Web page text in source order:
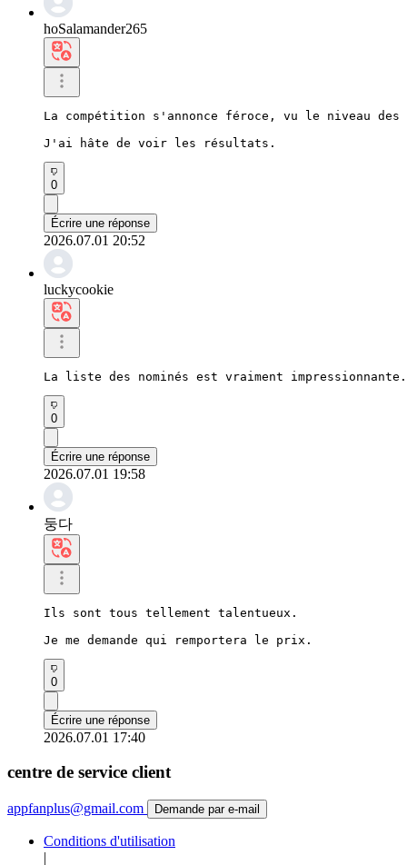
hoSalamander265
La compétition s'annonce féroce, vu le niveau des
J'ai hâte de voir les résultats.
0
Écrire une réponse
2026.07.01 20:52
luckycookie
La liste des nominés est vraiment
0
Écrire une réponse
2026.07.01 19:58
둥다
Ils sont tous tellement talentueux.
Je me demande qui remportera le prix.
0
Écrire une réponse
2026.07.01 17:40
centre de service client
appfanplus@gmail.com Demande par e-mail
Conditions d'utilisation
|